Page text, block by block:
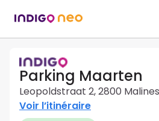
Parking Maarten
Leopoldstraat 2, 2800 Malines
Voir l’itinéraire